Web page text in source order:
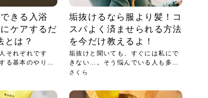
きる入浴
ケアするだ
とは？
それぞれです
る基本のやり方
垢抜けるなら服より髪！コ
スパよく済ませられる方法
を今だけ教えるよ！
垢抜けと聞いても、すぐには私にで
きない…。そう悩んでいる人も多い
でし...
さくら